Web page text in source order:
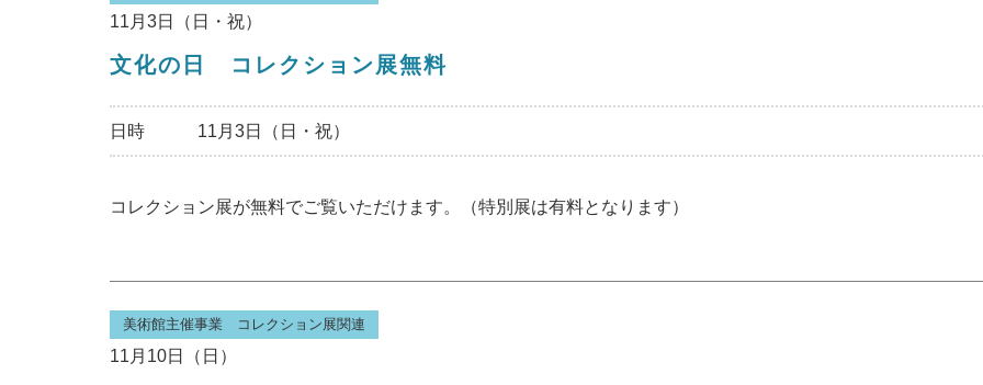
11月3日（日・祝）
文化の日 コレクション展無料
日時 11月3日（日・祝）
コレクション展が無料でご覧いただけます。（特別展は有料となります）
美術館主催事業 コレクション展関連
11月10日（日）